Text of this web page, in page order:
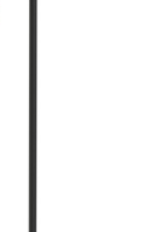
ställda frågor
om glasväggar